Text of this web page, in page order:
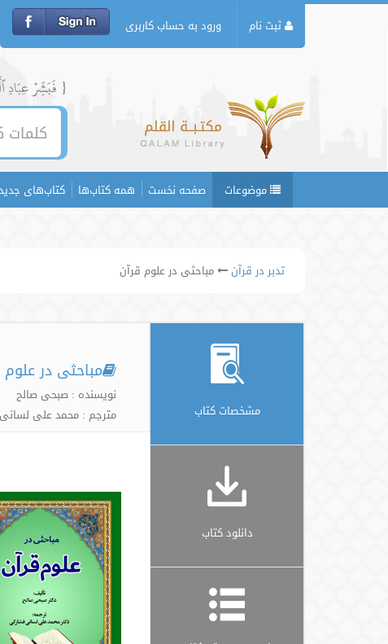
ثبت نام ورود به حساب کاربری
{ فَبَشِّرۡ عِبَادِ
موضوعات صفحه نخست همه کتاب‌ها کتاب‌های
تدبر در قرآن مباحثی در علوم قرآن
مشخصات کتاب
دانلود کتاب
مباحثی در علوم
نویسنده : صبحی صالح
مترجم : محمد علی